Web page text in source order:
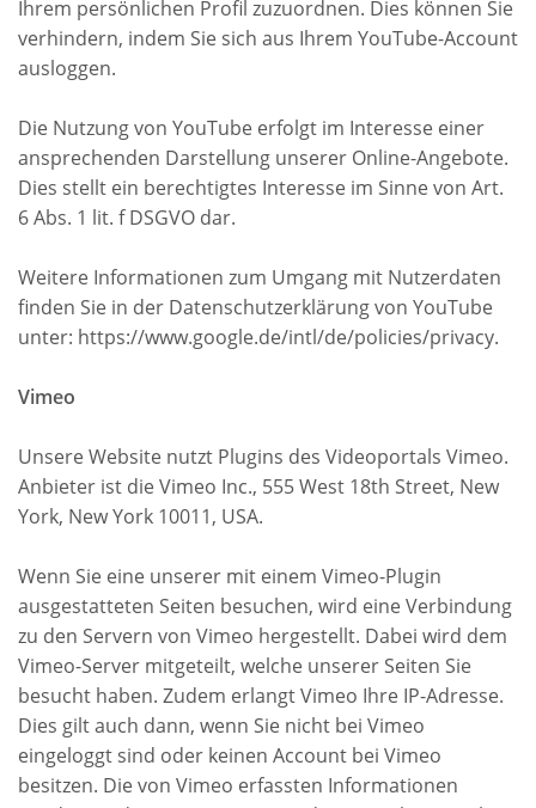
Ihrem persönlichen Profil zuzuordnen. Dies können Sie
verhindern, indem Sie sich aus Ihrem YouTube-Account
ausloggen.
Die Nutzung von YouTube erfolgt im Interesse einer
ansprechenden Darstellung unserer Online-Angebote.
Dies stellt ein berechtigtes Interesse im Sinne von Art.
6 Abs. 1 lit. f DSGVO dar.
Weitere Informationen zum Umgang mit Nutzerdaten
finden Sie in der Datenschutzerklärung von YouTube
unter: https://www.google.de/intl/de/policies/privacy.
Vimeo
Unsere Website nutzt Plugins des Videoportals Vimeo.
Anbieter ist die Vimeo Inc., 555 West 18th Street, New
York, New York 10011, USA.
Wenn Sie eine unserer mit einem Vimeo-Plugin
ausgestatteten Seiten besuchen, wird eine Verbindung
zu den Servern von Vimeo hergestellt. Dabei wird dem
Vimeo-Server mitgeteilt, welche unserer Seiten Sie
besucht haben. Zudem erlangt Vimeo Ihre IP-Adresse.
Dies gilt auch dann, wenn Sie nicht bei Vimeo
eingeloggt sind oder keinen Account bei Vimeo
besitzen. Die von Vimeo erfassten Informationen